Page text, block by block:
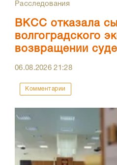
Расследования
ВКСС отказала
волгоградского
возвращении
06.08.202621:28
Комментарии